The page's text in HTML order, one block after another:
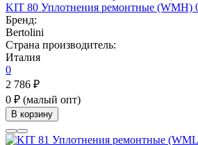
KIT 80 Уплотнения ремонтные (WMH)
Бренд:
Bertolini
Страна производитель:
Италия
0
2 786 ₽
0 ₽ (малый опт)
В корзину